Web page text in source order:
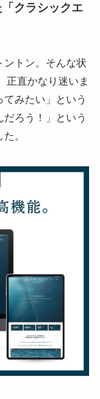
クラシックエ
ントン。そんな状
正直かなり迷いま
みたい」という
ろう！」という
。